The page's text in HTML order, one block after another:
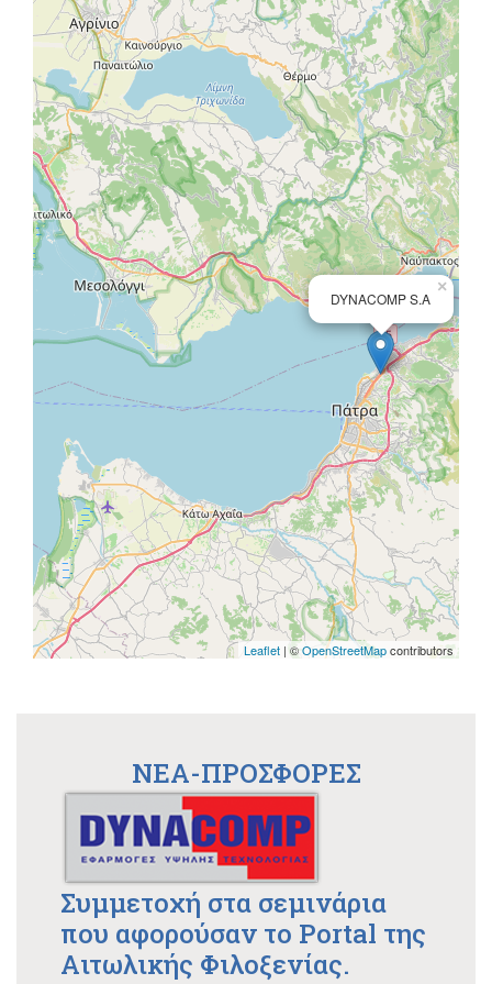
DYNACOMP S.A
×
Leaflet | ©OpenStreetMapcontributors
NEA-ΠΡΟΣΦΟΡΕΣ
Συμμετοχή στα σεμινάρια
που αφορούσαν το Portal της
Αιτωλικής Φιλοξενίας.